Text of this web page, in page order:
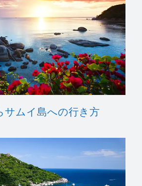
サムイ島への行き方